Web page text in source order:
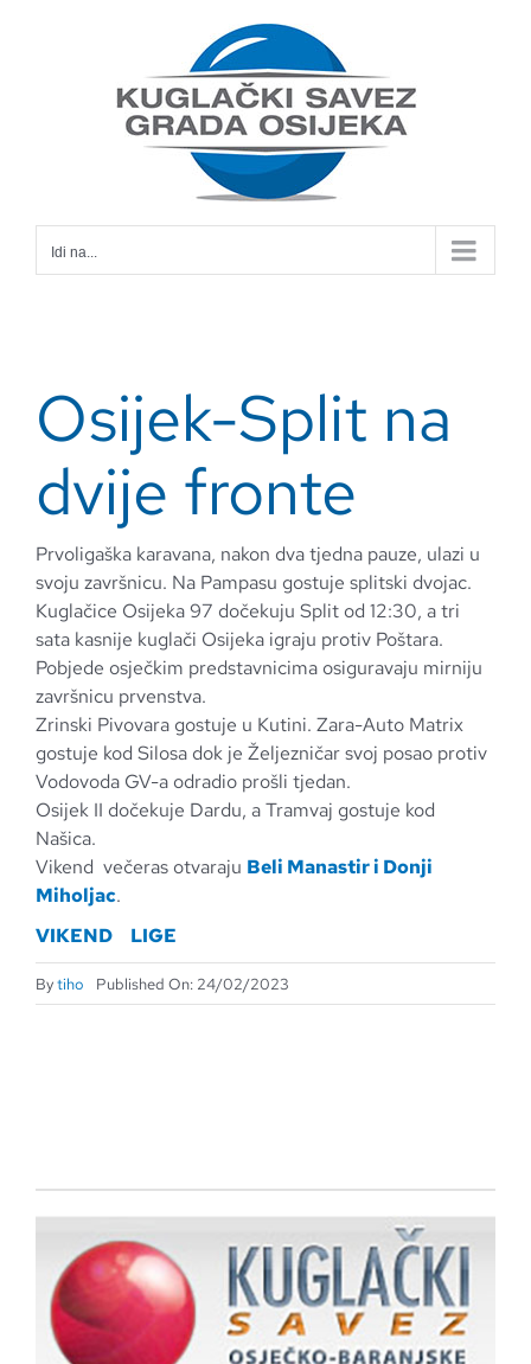
Idi na...
Osijek-Split na
dvije fronte
Prvoligaška karavana, nakon dva tjedna pauze, ulazi u
svoju završnicu. Na Pampasu gostuje splitski dvojac.
Kuglačice Osijeka 97 dočekuju Split od 12:30, a tri
sata kasnije kuglači Osijeka igraju protiv Poštara.
Pobjede osječkim predstavnicima osiguravaju mirniju
završnicu prvenstva.
Zrinski Pivovara gostuje u Kutini. Zara-Auto Matrix
gostuje kod Silosa dok je Željezničar svoj posao protiv
Vodovoda GV-a odradio prošli tjedan.
Osijek II dočekuje Dardu, a Tramvaj gostuje kod
Našica.
Vikend večeras otvaraju Beli Manastir i Donji
Miholjac.
VIKEND
LIGE
Bytiho Published On: 24/02/2023